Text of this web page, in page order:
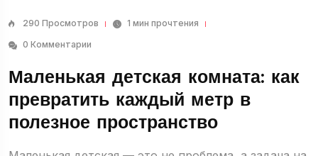
290 Просмотров
1 мин прочтения
0 Комментарии
Маленькая детская комната: как
превратить каждый метр в
полезное пространство